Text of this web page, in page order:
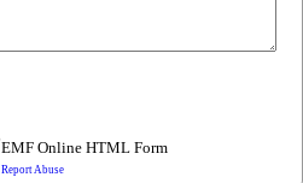
EMF Online HTML Form
Report Abuse